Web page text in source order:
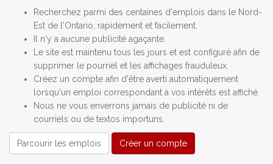
Recherchez parmi des centaines d'emplois dans le Nord-
Est de l'Ontario, rapidement et facilement.
Il n'y a aucune publicité agaçante.
Le site est maintenu tous les jours et est configuré afin de
supprimer le pourriel et les affichages frauduleux.
Créez un compte afin d'être averti automatiquement
lorsqu'un emploi correspondant à vos intérêts est affiché.
Nous ne vous enverrons jamais de publicité ni de
courriels ou de textos importuns.
Parcourir les emplois Créer un compte